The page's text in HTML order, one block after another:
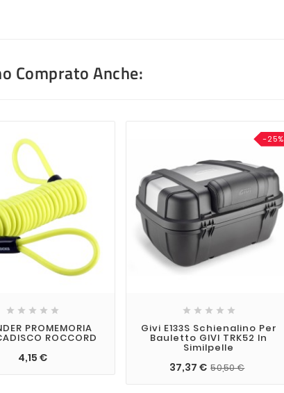
Comprato Anche:
    
PROMEMORIA
ROCCORD
4,15 €
-25%
    
Givi E133S Schienalino Per
Bauletto GIVI TRK52 In
Similpelle
37,37 € 50,50 €